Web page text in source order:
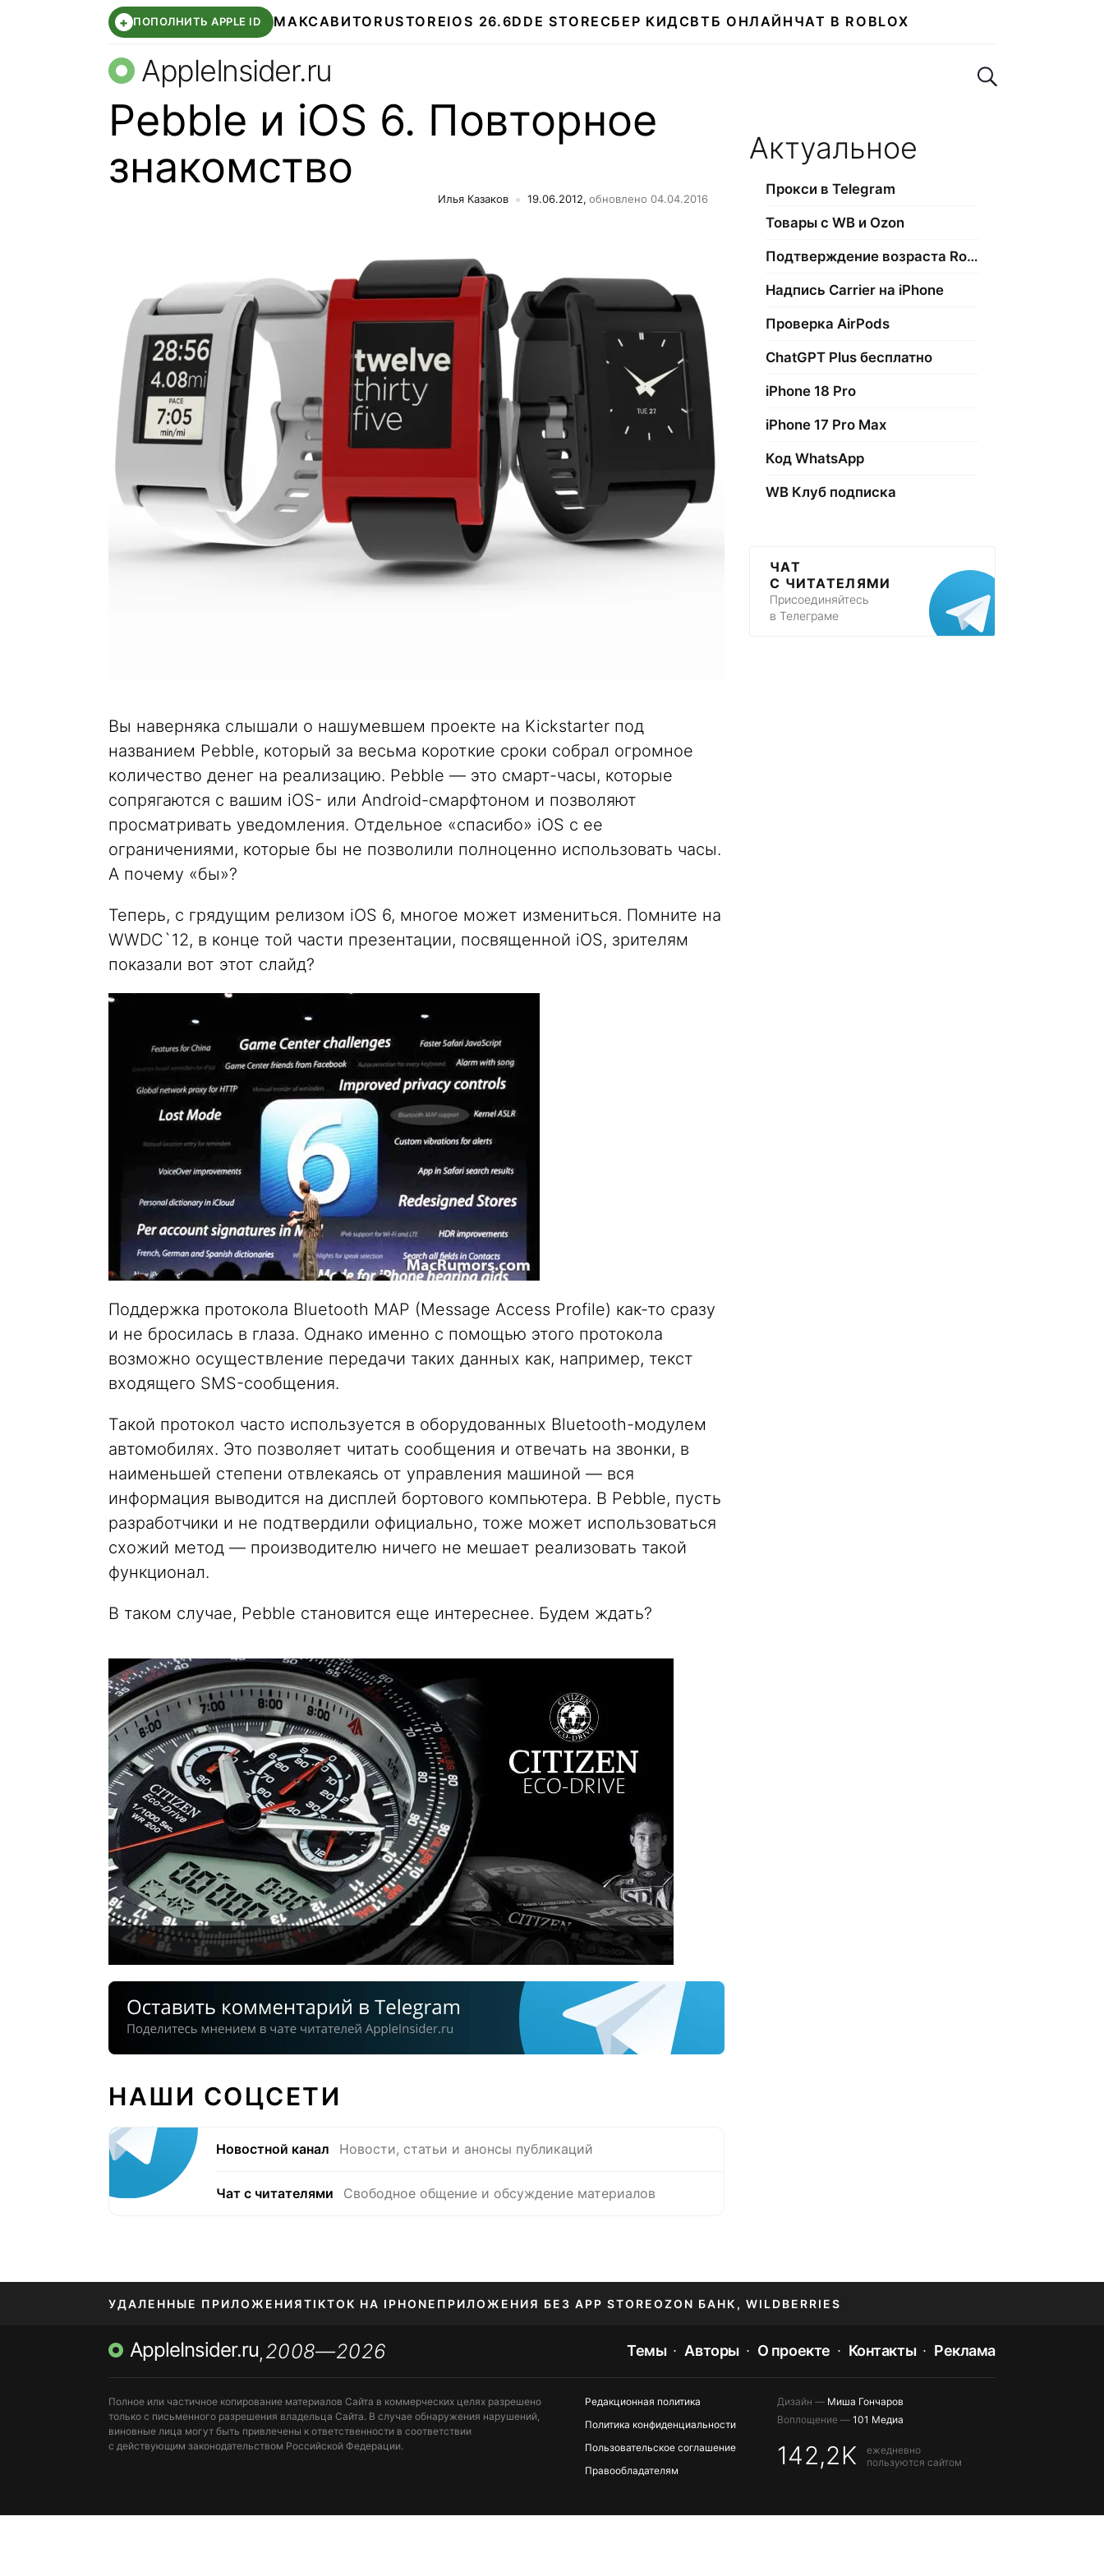
+ ПОПОЛНИТЬ APPLE ID МАКСАВИТО RUSTOREIOS 26.6DDE STORE СБЕР КИДСВТБ ОНЛАЙН ЧАТ В ROBLOX
AppleInsider.ru Поиск по сайту
Pebble и iOS 6. Повторное
знакомство
Илья Казаков 19.06.2012, обновлено 04.04.2016
Вы наверняка слышали о нашумевшем проекте на Kickstarter под
названием Pebble, который за весьма короткие сроки собрал огромное
количество денег на реализацию. Pebble — это смарт-часы, которые
сопрягаются с вашим iOS- или Android-смарфтоном и позволяют
просматривать уведомления. Отдельное «спасибо» iOS с ее
ограничениями, которые бы не позволили полноценно использовать часы.
А почему «бы»?
Теперь, с грядущим релизом iOS 6, многое может измениться. Помните на
WWDC`12, в конце той части презентации, посвященной iOS, зрителям
показали вот этот слайд?
Поддержка протокола Bluetooth MAP (Message Access Profile) как-то сразу
и не бросилась в глаза. Однако именно с помощью этого протокола
возможно осуществление передачи таких данных как, например, текст
входящего SMS-сообщения.
Такой протокол часто используется в оборудованных Bluetooth-модулем
автомобилях. Это позволяет читать сообщения и отвечать на звонки, в
наименьшей степени отвлекаясь от управления машиной — вся
информация выводится на дисплей бортового компьютера. В Pebble, пусть
разработчики и не подтвердили официально, тоже может использоваться
схожий метод — производителю ничего не мешает реализовать такой
функционал.
В таком случае, Pebble становится еще интереснее. Будем ждать?
НАШИ СОЦСЕТИ
Новостной канал Новости, статьи и анонсы публикаций
Чат с читателями Свободное общение и обсуждение материалов
Актуальное
Прокси в Telegram
Товары с WB и Ozon
Подтверждение возраста Roblox
Надпись Carrier на iPhone
Проверка AirPods
ChatGPT Plus бесплатно
iPhone 18 Pro
iPhone 17 Pro Max
Код WhatsApp
WB Клуб подписка
ЧАТ
С ЧИТАТЕЛЯМИ
Присоединяйтесь
в Телеграме
УДАЛЕННЫЕ ПРИЛОЖЕНИЯTIKTOK НА IPHONE ПРИЛОЖЕНИЯ БЕЗ APP STOREOZON БАНК, WILDBERRIES
МЕССЕНДЖЕРЫ KAKAOTALK, B…ПОПОЛНЕНИЕ APPLE ID
AppleInsider.ru, 2008—2026 Темы Авторы О проекте Контакты Реклама
Полное или частичное копирование материалов Сайта в коммерческих целях разрешено
только с письменного разрешения владельца Сайта. В случае обнаружения нарушений,
виновные лица могут быть привлечены к ответственности в соответствии
с действующим законодательством Российской Федерации.
Редакционная политика
Политика конфиденциальности
Пользовательское соглашение
Правообладателям
Дизайн — Миша Гончаров
Воплощение — 101 Медиа
142,2K
ежедневно
пользуются сайтом